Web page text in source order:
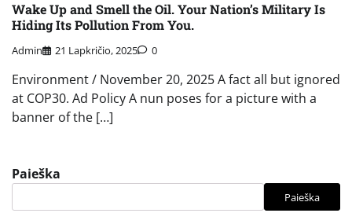
Wake Up and Smell the Oil. Your Nation’s Military Is
Hiding Its Pollution From You.
Admin 21 Lapkričio, 2025 0
Environment / November 20, 2025 A fact all but ignored
at COP30. Ad Policy A nun poses for a picture with a
banner of the […]
Paieška
Paieška